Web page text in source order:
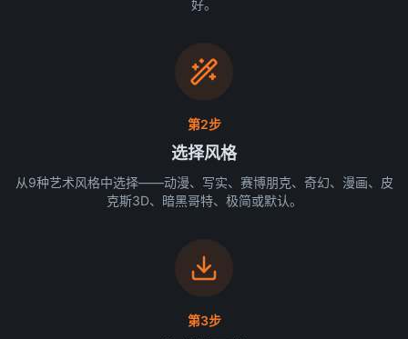
好。
第2步
选择风格
从9种艺术风格中选择——动漫、写实、赛博朋克、奇幻、漫画、皮
克斯3D、暗黑哥特、极简或默认。
第3步